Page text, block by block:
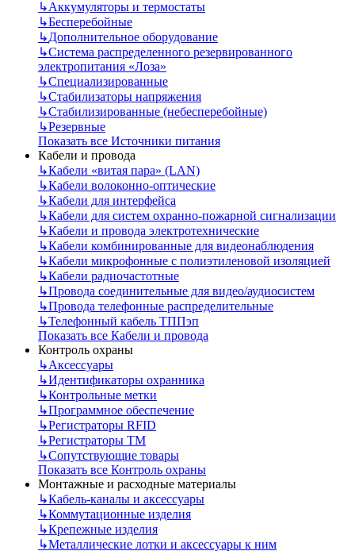
↳Аккумуляторы и термостаты
↳Бесперебойные
↳Дополнительное оборудование
↳Система распределенного резервированного
электропитания «Лоза»
↳Специализированные
↳Стабилизаторы напряжения
↳Стабилизированные (небесперебойные)
↳Резервные
Показать все Источники питания
Кабели и провода
↳Кабели «витая пара» (LAN)
↳Кабели волоконно-оптические
↳Кабели для интерфейса
↳Кабели для систем охранно-пожарной сигнализации
↳Кабели и провода электротехнические
↳Кабели комбинированные для видеонаблюдения
↳Кабели микрофонные с полиэтиленовой изоляцией
↳Кабели радиочастотные
↳Провода соединительные для видео/аудиосистем
↳Провода телефонные распределительные
↳Телефонный кабель ТППэп
Показать все Кабели и провода
Контроль охраны
↳Аксессуары
↳Идентификаторы охранника
↳Контрольные метки
↳Программное обеспечение
↳Регистраторы RFID
↳Регистраторы ТМ
↳Сопутствующие товары
Показать все Контроль охраны
Монтажные и расходные материалы
↳Кабель-каналы и аксессуары
↳Коммутационные изделия
↳Крепежные изделия
↳Металлические лотки и аксессуары к ним